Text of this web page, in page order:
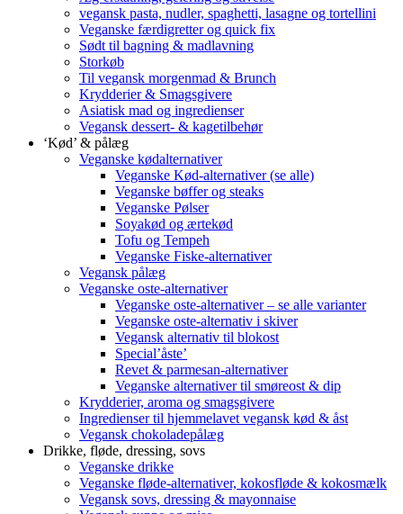
vegansk pasta, nudler, spaghetti, lasagne og tortellini
Veganske færdigretter og quick fix
Sødt til bagning & madlavning
Storkøb
Til vegansk morgenmad & Brunch
Krydderier & Smagsgivere
Asiatisk mad og ingredienser
Vegansk dessert- & kagetilbehør
‘Kød’ & pålæg
Veganske kødalternativer
Veganske Kød-alternativer (se alle)
Veganske bøffer og steaks
Veganske Pølser
Soyakød og ærtekød
Tofu og Tempeh
Veganske Fiske-alternativer
Vegansk pålæg
Veganske oste-alternativer
Veganske oste-alternativer – se alle varianter
Veganske oste-alternativ i skiver
Vegansk alternativ til blokost
Special’åste’
Revet & parmesan-alternativer
Veganske alternativer til smøreost & dip
Krydderier, aroma og smagsgivere
Ingredienser til hjemmelavet vegansk kød & åst
Vegansk chokoladepålæg
Drikke, fløde, dressing, sovs
Veganske drikke
Veganske fløde-alternativer, kokosfløde & kokosmælk
Vegansk sovs, dressing & mayonnaise